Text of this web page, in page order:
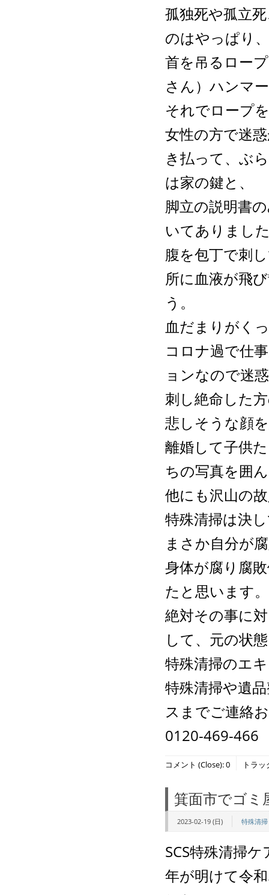
孤独死や孤立
のはやっぱり
首を吊るロー
さん）ハンマ
それでロープ
女性の方で迷
き払って、ぶ
は家の鍵と、
脚立の説明書
いてありまし
腹を包丁で刺
所に血液が飛
う。
血だまりがく
コロナ過で仕
ョンなので迷
刺し絶命した
悲しそうな顔
離婚して子供
ちの写真を囲
他にも沢山の
特殊清掃は決
まさか自分が
身体が腐り腐
たと思います。
絶対その事に
して、元の状
特殊清掃のエ
特殊清掃や遺
スまでご連絡
0120-469-466
コメント (Close):0 トラ
箕面市でゴミ
2023-02-19 (日) 特殊清掃
SCS特殊清掃
年が明けて令